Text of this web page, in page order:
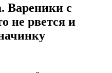
Вареники с
не рвется и